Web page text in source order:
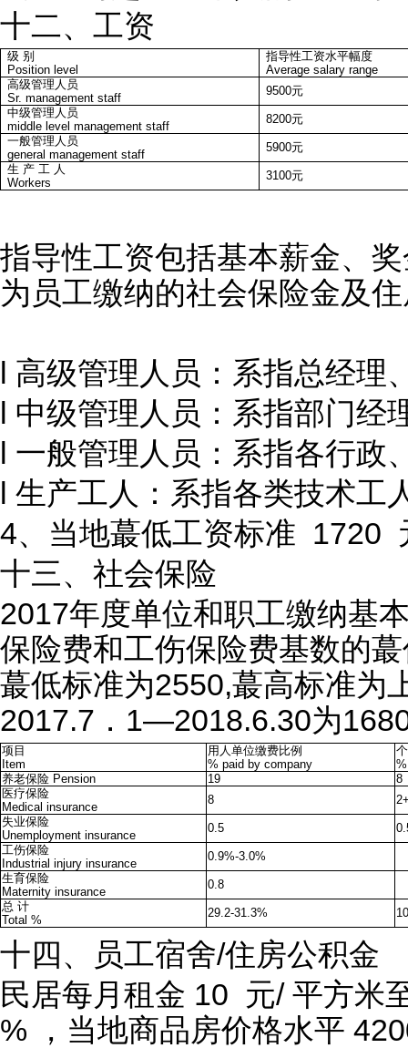
十二、工资
级 别
Position level
指导性工资水平幅度
Average salary range
高级管理人员
Sr. management staff
9500元
中级管理人员
middle level management staff
8200元
一般管理人员
general management staff
5900元
生 产 工 人
Workers
3100元
指导性工资包括基本薪金、
为员工缴纳的社会保险金及
l 高级管理人员：系指总经理
l 中级管理人员：系指部门经
l 一般管理人员：系指各行政
l 生产工人：系指各类技术工
4、当地蕞低工资标准 1720
十三、社会保险
2017年度单位和职工缴纳基
保险费和工伤保险费基数的
蕞低标准为2550,蕞高标准为
2017.7．1—2018.6.30为
项目
Item
用人单位缴费比例
% paid by company
养老保险 Pension
19
8
医疗保险
Medical insurance
8
失业保险
Unemployment insurance
0.5
工伤保险
Industrial injury insurance
0.9%-3.0%
生育保险
Maternity insurance
0.8
总 计
Total %
29.2-31.3%
十四、员工宿舍/住房公积金
民居每月租金 10 元/ 平方米
% ，当地商品房价格水平